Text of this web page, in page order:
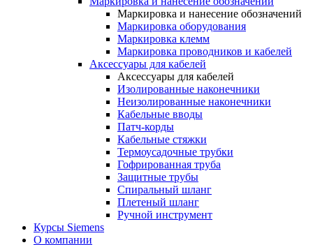
Маркировка и нанесение обозначений
Маркировка оборудования
Маркировка клемм
Маркировка проводников и кабелей
Аксессуары для кабелей
Аксессуары для кабелей
Изолированные наконечники
Неизолированные наконечники
Кабельные вводы
Патч-корды
Кабельные стяжки
Термоусадочные трубки
Гофрированная труба
Защитные трубы
Спиральный шланг
Плетеный шланг
Ручной инструмент
Курсы Siemens
О компании